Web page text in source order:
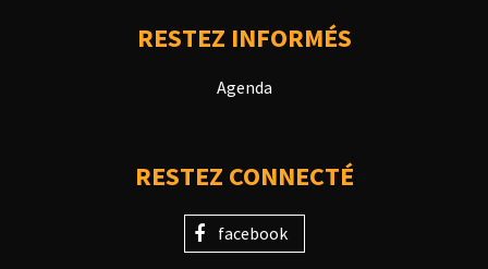
RESTEZ INFORMÉS
Agenda
RESTEZ CONNECTÉ
facebook